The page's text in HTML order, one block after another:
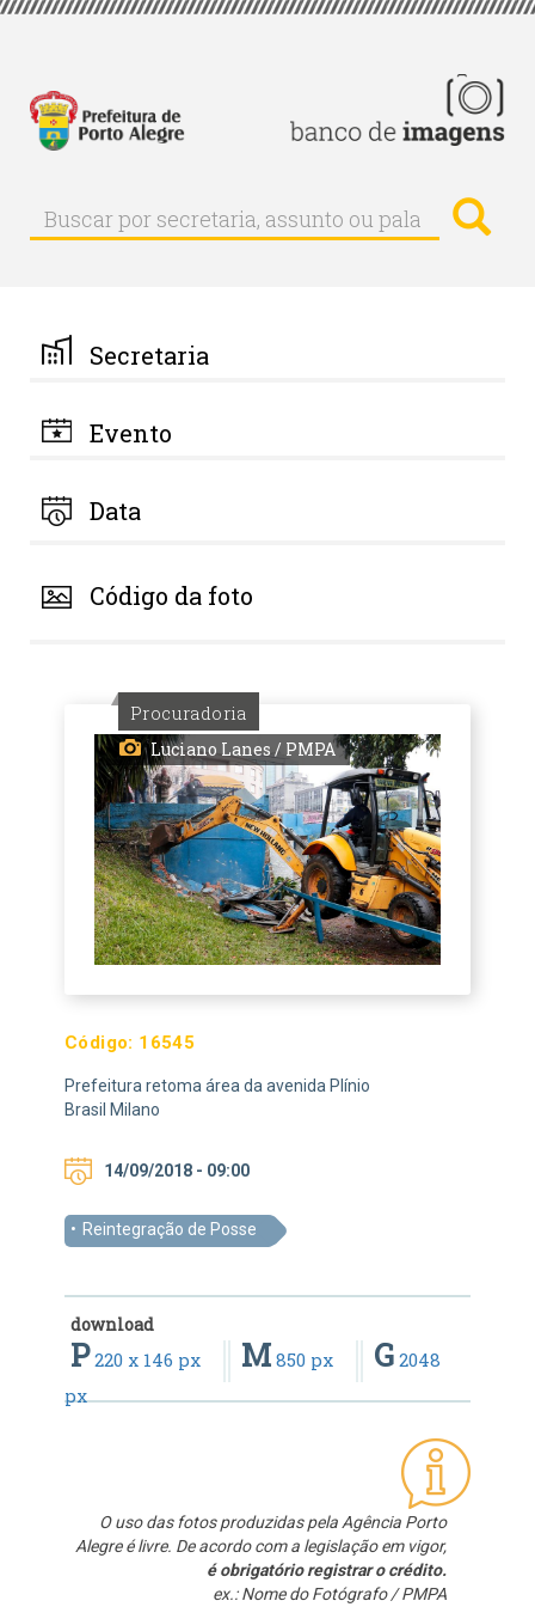
Pular
principal
Buscar
Buscar
por
palavra-
chave
Secretaria
Evento
Data
Código da foto
Procuradoria
Luciano Lanes / PMPA
Código: 16545
Prefeitura retoma área da avenida Plínio
Brasil Milano
14/09/2018 - 09:00
Reintegração de Posse
download
P220 x 146 px M 850 px G 2048
px
O uso das fotos produzidas pela Agência Porto
Alegre é livre. De acordo com a legislação em vigor,
é obrigatório registrar o crédito.
ex.: Nome do Fotógrafo / PMPA